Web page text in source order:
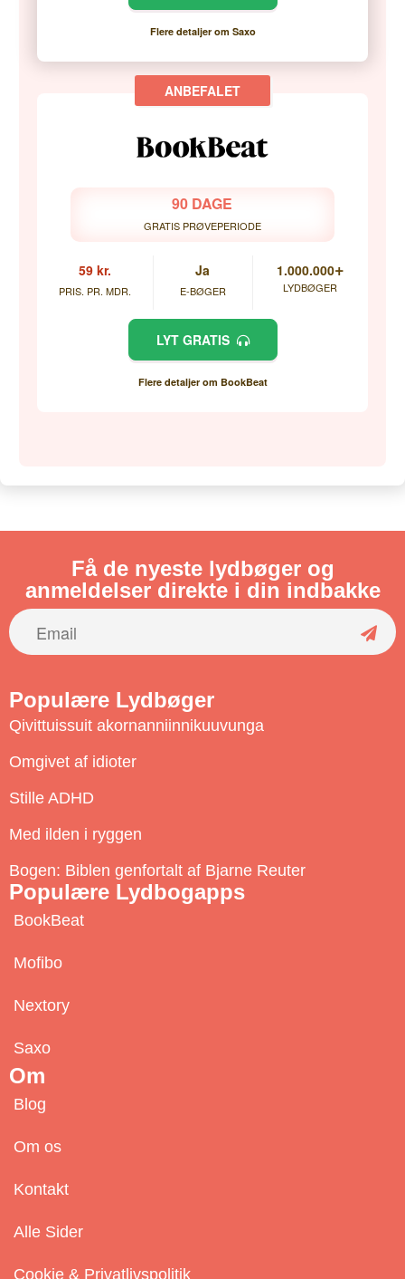
Flere detaljer om Saxo
90 DAGE
GRATIS PRØVEPERIODE
59 kr.
PRIS. PR. MDR.
Ja
E-BØGER
1.000.000+
LYDBØGER
LYT GRATIS
Flere detaljer om BookBeat
Få de nyeste lydbøger og
anmeldelser direkte i din indbakke
S
Om
Blog
Om os
Kontakt
Alle Sider
Cookie & Privatlivspolitik
Populære Lydbøger
Qivittuissuit akornanniinnikuuvunga
Omgivet af idioter
Stille ADHD
Med ilden i ryggen
Bogen: Biblen genfortalt af Bjarne Reuter
Populære Lydbogapps
BookBeat
Mofibo
Nextory
Saxo